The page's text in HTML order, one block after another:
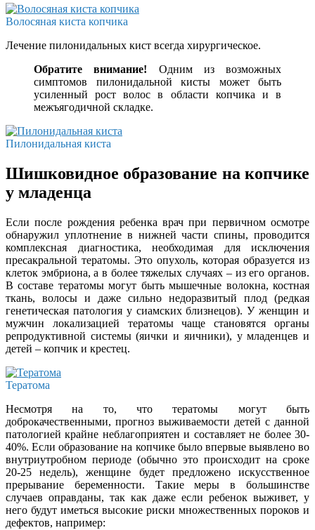
Волосяная киста копчика
Лечение пилонидальных кист всегда хирургическое.
Обратите внимание! Одним из возможных
симптомов пилонидальной кисты может быть
усиленный рост волос в области копчика и в
межъягодичной складке.
Пилонидальная киста
Шишковидное образование на копчике
у младенца
Если после рождения ребенка врач при первичном осмотре
обнаружил уплотнение в нижней части спины, проводится
комплексная диагностика, необходимая для исключения
пресакральной тератомы. Это опухоль, которая образуется из
клеток эмбриона, а в более тяжелых случаях – из его органов.
В составе тератомы могут быть мышечные волокна, костная
ткань, волосы и даже сильно недоразвитый плод (редкая
генетическая патология у сиамских близнецов). У женщин и
мужчин локализацией тератомы чаще становятся органы
репродуктивной системы (яички и яичники), у младенцев и
детей – копчик и крестец.
Тератома
Несмотря на то, что тератомы могут быть
доброкачественными, прогноз выживаемости детей с данной
патологией крайне неблагоприятен и составляет не более 30-
40%. Если образование на копчике было впервые выявлено во
внутриутробном периоде (обычно это происходит на сроке
20-25 недель), женщине будет предложено искусственное
прерывание беременности. Такие меры в большинстве
случаев оправданы, так как даже если ребенок выживет, у
него будут иметься высокие риски множественных пороков и
дефектов, например: